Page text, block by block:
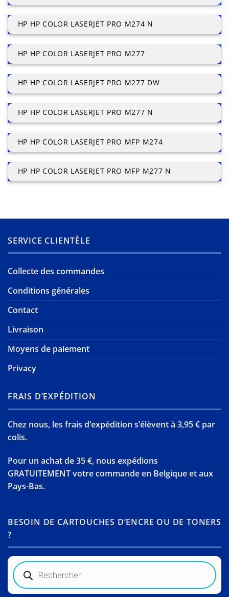
HP HP COLOR LASERJET PRO M274 N
HP HP COLOR LASERJET PRO M277
HP HP COLOR LASERJET PRO M277 DW
HP HP COLOR LASERJET PRO M277 N
HP HP COLOR LASERJET PRO MFP M274
HP HP COLOR LASERJET PRO MFP M277 N
SERVICE CLIENTÈLE
Collecte des commandes
Conditions générales
Contact
Livraison
Moyens de paiement
Privacy
FRAIS D’EXPÉDITION
Chez nous, les frais d’expédition s’élèvent à 3,95 € par
colis.
Pour un achat de 35 €, nous expédions
GRATUITEMENT votre commande en Belgique et aux
Pays-Bas.
BESOIN DE CARTOUCHES D’ENCRE OU DE TONERS
?
Recherche
de
produits